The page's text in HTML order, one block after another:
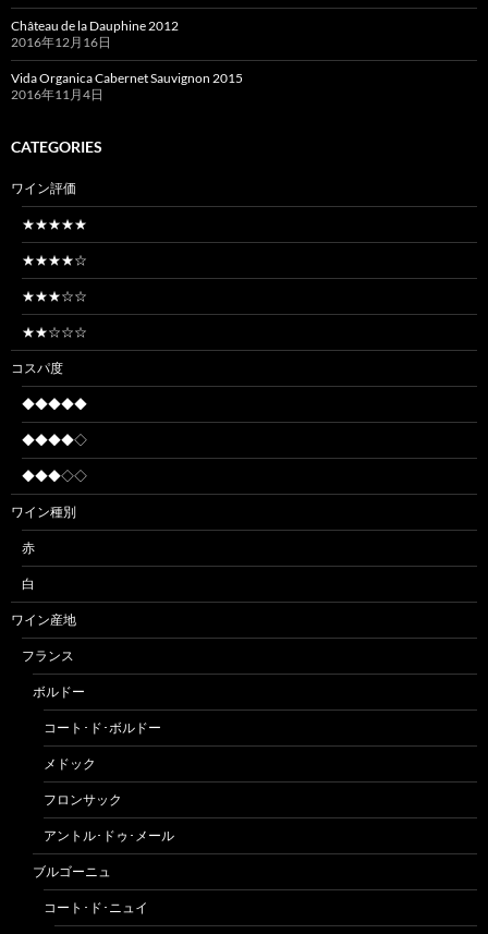
Château de la Dauphine 2012
2016年12月16日
Vida Organica Cabernet Sauvignon 2015
2016年11月4日
CATEGORIES
ワイン評価
★★★★★
★★★★☆
★★★☆☆
★★☆☆☆
コスパ度
◆◆◆◆◆
◆◆◆◆◇
◆◆◆◇◇
ワイン種別
赤
白
ワイン産地
フランス
ボルドー
コート･ド･ボルドー
メドック
フロンサック
アントル･ドゥ･メール
ブルゴーニュ
コート･ド･ニュイ